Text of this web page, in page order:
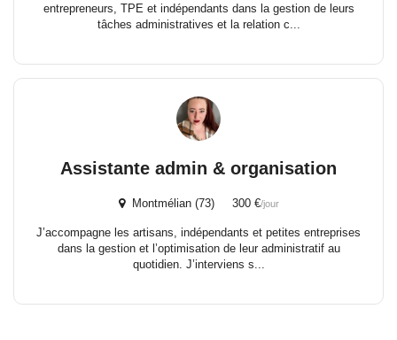
entrepreneurs, TPE et indépendants dans la gestion de leurs
tâches administratives et la relation c...
Assistante admin & organisation
Montmélian (73) 300 €/jour
J’accompagne les artisans, indépendants et petites entreprises
dans la gestion et l’optimisation de leur administratif au
quotidien. J’interviens s...